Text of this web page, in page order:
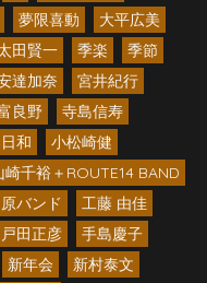
夢限喜動
大平広美
田賢一 季楽
季節
達加奈
宮井紀行
良野
寺島信寿
和
小松崎健
崎千裕＋ROUTE14 BAND
バンド
工藤 由佳
戸田正彦
手島慶子
新年会
新村泰文